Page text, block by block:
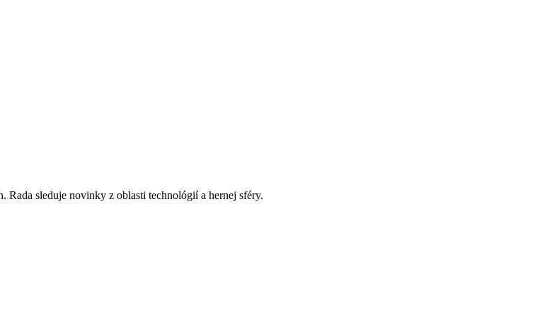
sleduje novinky z oblasti technológií a hernej sféry.